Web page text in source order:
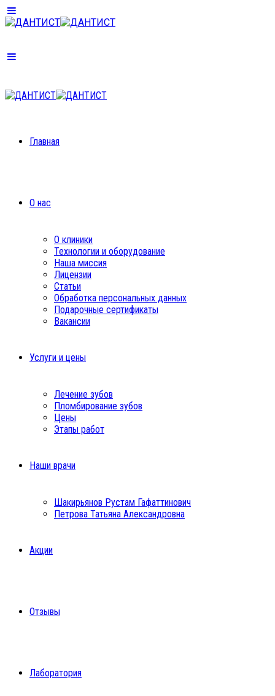
Главная
О нас
О клиники
Технологии и оборудование
Наша миссия
Лицензии
Статьи
Обработка персональных данных
Подарочные сертификаты
Вакансии
Услуги и цены
Лечение зубов
Пломбирование зубов
Цены
Этапы работ
Наши врачи
Шакирьянов Рустам Гафаттинович
Петрова Татьяна Александровна
Акции
Отзывы
Лаборатория